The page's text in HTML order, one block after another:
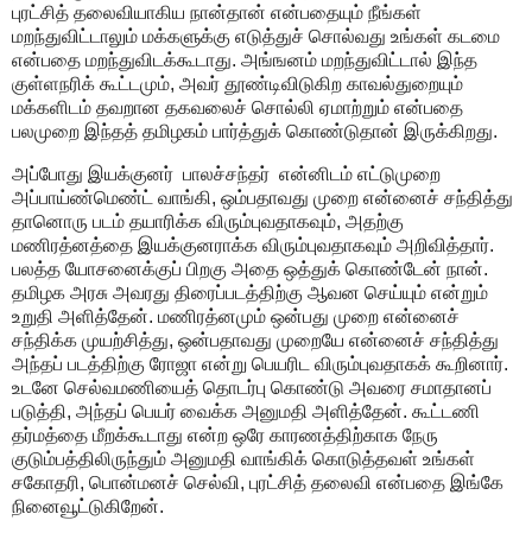
புரட்சித் தலைவியாகிய நான்தான் என்பதையும் நீங்கள்
மறந்துவிட்டாலும் மக்களுக்கு எடுத்துச் சொல்வது உங்கள் கடமை
என்பதை மறந்துவிடக்கூடாது. அங்ஙனம் மறந்துவிட்டால் இந்த
குள்ளநரிக் கூட்டமும், அவர் தூண்டிவிடுகிற காவல்துறையும்
மக்களிடம் தவறான தகவலைச் சொல்லி ஏமாற்றும் என்பதை
பலமுறை இந்தத் தமிழகம் பார்த்துக் கொண்டுதான் இருக்கிறது.
அப்போது இயக்குனர் பாலச்சந்தர் என்னிடம் எட்டுமுறை
அப்பாய்ண்மெண்ட் வாங்கி, ஒம்பதாவது முறை என்னைச் சந்தித்து
தானொரு படம் தயாரிக்க விரும்புவதாகவும், அதற்கு
மணிரத்னத்தை இயக்குனராக்க விரும்புவதாகவும் அறிவித்தார்.
பலத்த யோசனைக்குப் பிறகு அதை ஒத்துக் கொண்டேன் நான்.
தமிழக அரசு அவரது திரைப்படத்திற்கு ஆவன செய்யும் என்றும்
உறுதி அளித்தேன். மணிரத்னமும் ஒன்பது முறை என்னைச்
சந்திக்க முயற்சித்து, ஒன்பதாவது முறையே என்னைச் சந்தித்து
அந்தப் படத்திற்கு ரோஜா என்று பெயரிட விரும்புவதாகக் கூறினார்.
உடனே செல்வமணியைத் தொடர்பு கொண்டு அவரை சமாதானப்
படுத்தி, அந்தப் பெயர் வைக்க அனுமதி அளித்தேன். கூட்டணி
தர்மத்தை மீறக்கூடாது என்ற ஒரே காரணத்திற்காக நேரு
குடும்பத்திலிருந்தும் அனுமதி வாங்கிக் கொடுத்தவள் உங்கள்
சகோதரி, பொன்மனச் செல்வி, புரட்சித் தலைவி என்பதை இங்கே
நினைவூட்டுகிறேன்.